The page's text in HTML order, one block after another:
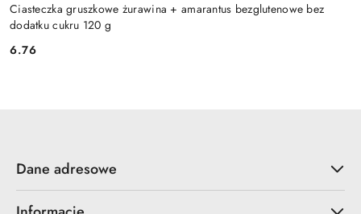
Ciasteczka gruszkowe żurawina + amarantus bezglutenowe bez
dodatku cukru 120 g
Cena:
6.76
Dane adresowe